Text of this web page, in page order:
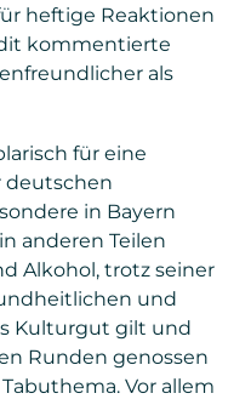
heftige Reaktionen
kommentierte
als
für eine
deutschen
in Bayern
anderen Teilen
Alkohol, trotz seiner
und
Kulturgut gilt und
Runden genossen
Vor allem